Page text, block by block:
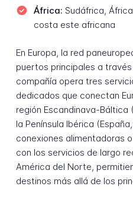
África: Sudáfrica,
costa este africana
En Europa, la red
puertos principales a
compañía opera tres
dedicados que conectan
región Escandinava-Báltica
la Península Ibérica
conexiones alimentadoras
con los servicios de largo
América del Norte,
destinos más allá de los